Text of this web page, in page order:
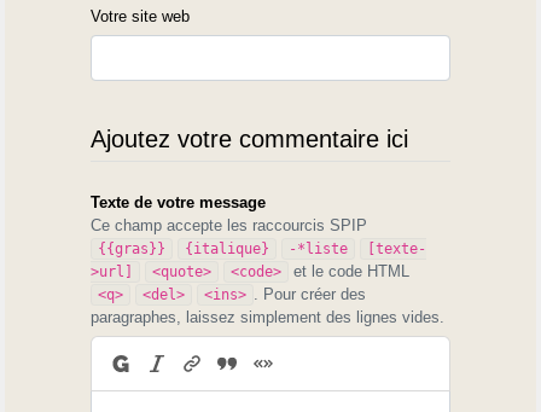
Votre site web
Ajoutez votre commentaire ici
Texte de votre message
Ce champ accepte les raccourcis SPIP
{{gras}} {italique} -*liste
[texte-
>url]
<quote> <code> et le code HTML
<q> <del> <ins>
. Pour créer des
paragraphes, laissez simplement des lignes vides.